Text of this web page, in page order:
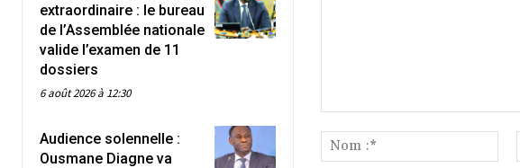
extraordinaire : le bureau
de l’Assemblée nationale
valide l’examen de 11
dossiers
6 août 2026 à 12:30
Audience solennelle :
Ousmane Diagne va
:*